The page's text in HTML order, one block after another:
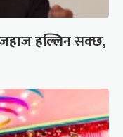
जहाज हल्लिन सक्छ,